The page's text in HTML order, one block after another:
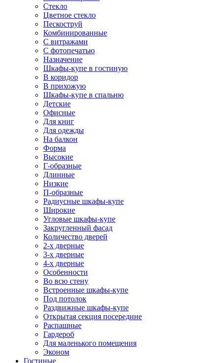
Стекло
Цветное стекло
Пескоструй
Комбинированные
С витражами
С фотопечатью
Назначение
Шкафы-купе в гостиную
В коридор
В прихожую
Шкафы-купе в спальню
Детские
Офисные
Для книг
Для одежды
На балкон
Форма
Высокие
Г-образные
Длинные
Низкие
П-образные
Радиусные шкафы-купе
Широкие
Угловые шкафы-купе
Закругленный фасад
Количество дверей
2-х дверные
3-х дверные
4-х дверные
Особенности
Во всю стену
Встроенные шкафы-купе
Под потолок
Раздвижные шкафы-купе
Открытая секция посередине
Распашные
Гардероб
Для маленького помещения
Эконом
Гостиные